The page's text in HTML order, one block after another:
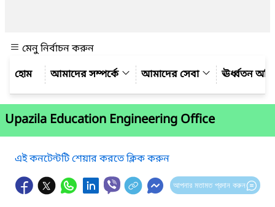
মেনু নির্বাচন করুন
আমাদের সম্পর্কে
আমাদের সেবা ঊর্ধ্বতন
Upazila Education Engineering Office
এই কনটেন্টটি শেয়ার করতে ক্লিক করুন
আপনার মতামত প্রদান করুন